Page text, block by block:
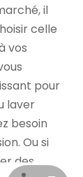
il
celle
vos
pour
laver
besoin
Ou si
des